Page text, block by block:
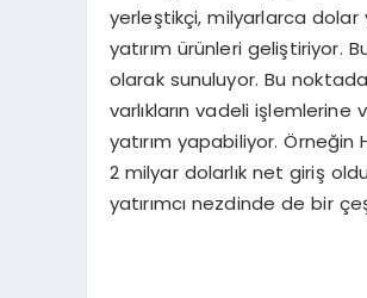
yerleştikçi, milyarlarca dolar
yatırım ürünleri geliştiriyor.
olarak sunuluyor. Bu
varlıkların vadeli
yatırım yapabiliyor. Örneğin
2 milyar dolarlık net giriş
yatırımcı nezdinde de bir